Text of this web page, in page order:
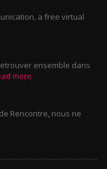
a free virtual
retrouver ensemble dans
more
de Rencontre, nous ne